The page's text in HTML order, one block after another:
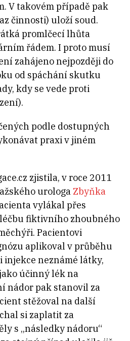
V takovém případě pak
činnosti) uloží soud.
promlčecí lhůta
řádem. I proto musí
zahájeno nejpozději do
od spáchání skutku
kdy se vede proti
podle dostupných
praxi v jiném
zjistila, v roce 2011
urologa Zbyňka
vylákal přes
fiktivního zhoubného
Pacientovi
aplikoval v průběhu
injekce neznámé látky,
účinný lék na
nádor pak stanovil za
stěžoval na další
si zaplatit za
s „následky nádoru“